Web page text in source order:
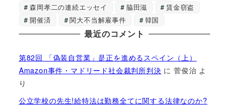
森岡孝二の連続エッセイ
脇田滋
賃金窃盗
開催済
関大不当解雇事件 韓国
最近のコメント
第82回 「偽装自営業」是正を進めるスペイン（上）
Amazon事件・マドリード社会裁判所判決 に菅俊治 よ
り
公立学校の先生!給特法は勤務全てに関する法律なのか?